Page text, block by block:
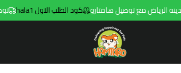
كود الطلب الاول hala1 توصيل مجاني
Hamtaro